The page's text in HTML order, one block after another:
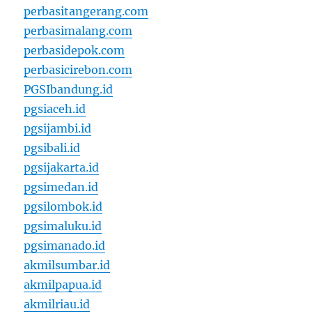
perbasitangerang.com
perbasimalang.com
perbasidepok.com
perbasicirebon.com
PGSIbandung.id
pgsiaceh.id
pgsijambi.id
pgsibali.id
pgsijakarta.id
pgsimedan.id
pgsilombok.id
pgsimaluku.id
pgsimanado.id
akmilsumbar.id
akmilpapua.id
akmilriau.id